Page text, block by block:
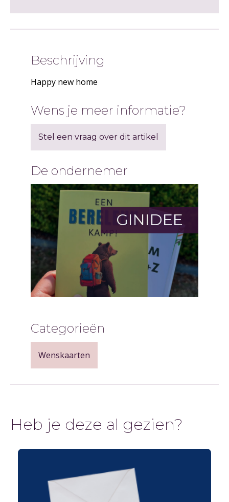
Beschrijving
Happy new home
Wens je meer informatie?
Stel een vraag over dit artikel
De ondernemer
GINIDEE
Categorieën
Wenskaarten
Heb je deze al gezien?